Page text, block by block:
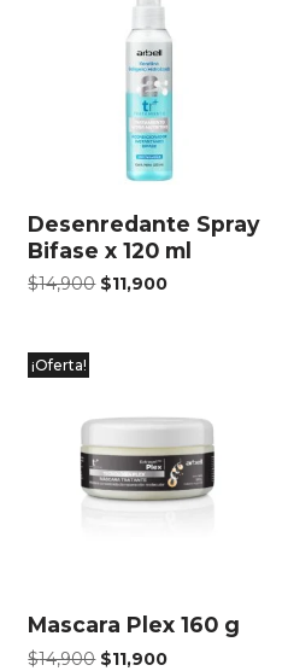
Desenredante Spray
Bifase x 120 ml
$14,900 $11,900
¡Oferta!
Mascara Plex 160 g
$14,900 $11,900